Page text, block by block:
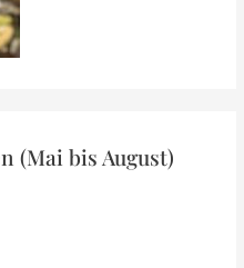
(Mai bis August)